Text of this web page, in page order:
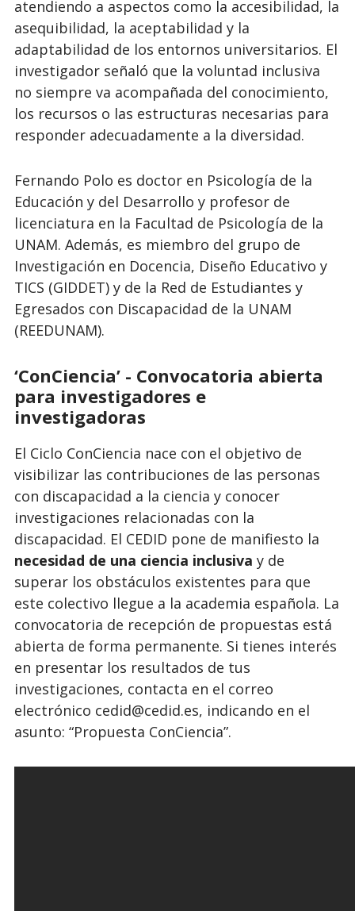
atendiendo a aspectos como la accesibilidad, la
asequibilidad, la aceptabilidad y la
adaptabilidad de los entornos universitarios. El
investigador señaló que la voluntad inclusiva
no siempre va acompañada del conocimiento,
los recursos o las estructuras necesarias para
responder adecuadamente a la diversidad.
Fernando Polo es doctor en Psicología de la
Educación y del Desarrollo y profesor de
licenciatura en la Facultad de Psicología de la
UNAM. Además, es miembro del grupo de
Investigación en Docencia, Diseño Educativo y
TICS (GIDDET) y de la Red de Estudiantes y
Egresados con Discapacidad de la UNAM
(REEDUNAM).
‘ConCiencia’ - Convocatoria abierta
para investigadores e
investigadoras
El Ciclo ConCiencia nace con el objetivo de
visibilizar las contribuciones de las personas
con discapacidad a la ciencia y conocer
investigaciones relacionadas con la
discapacidad. El CEDID pone de manifiesto la
necesidad de una ciencia inclusiva y de
superar los obstáculos existentes para que
este colectivo llegue a la academia española. La
convocatoria de recepción de propuestas está
abierta de forma permanente. Si tienes interés
en presentar los resultados de tus
investigaciones, contacta en el correo
electrónico cedid@cedid.es, indicando en el
asunto: “Propuesta ConCiencia”.